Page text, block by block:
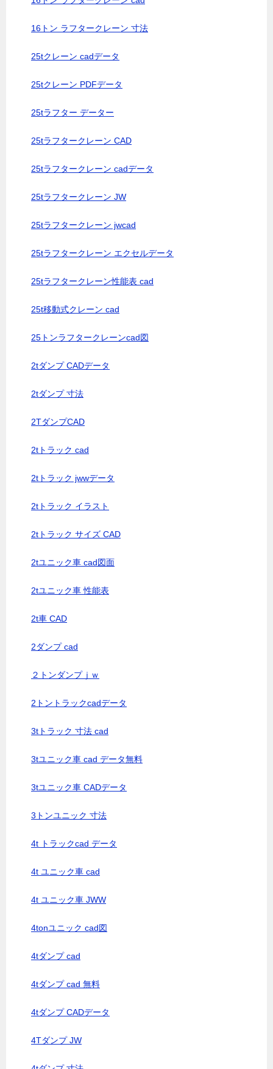
16トン ラフタークレーン 寸法
25tクレーン cadデータ
25tクレーン PDFデータ
25tラフター データー
25tラフタークレーン CAD
25tラフタークレーン cadデータ
25tラフタークレーン JW
25tラフタークレーン jwcad
25tラフタークレーン エクセルデータ
25tラフタークレーン性能表 cad
25t移動式クレーン cad
25トンラフタークレーンcad図
2tダンプ CADデータ
2tダンプ 寸法
2TダンプCAD
2tトラック cad
2tトラック jwwデータ
2tトラック イラスト
2tトラック サイズ CAD
2tユニック車 cad図面
2tユニック車 性能表
2t車 CAD
2ダンプ cad
２トンダンプｊｗ
2トントラックcadデータ
3tトラック 寸法 cad
3tユニック車 cad データ無料
3tユニック車 CADデータ
3トンユニック 寸法
4t トラックcad データ
4t ユニック車 cad
4t ユニック車 JWW
4tonユニック cad図
4tダンプ cad
4tダンプ cad 無料
4tダンプ CADデータ
4Tダンプ JW